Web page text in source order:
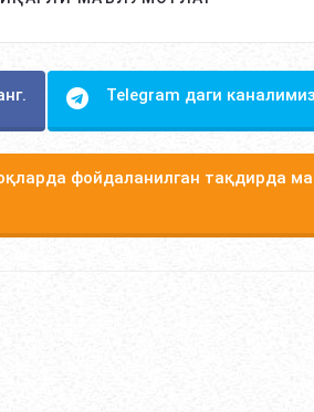
Telegram даги
фойдаланилган тақдирда